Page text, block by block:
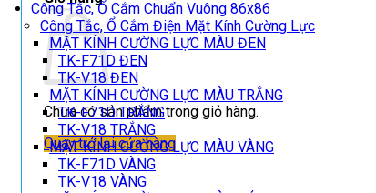
Chưa có sản phẩm trong giỏ hàng.
Quay trở lại cửa hàng
Công Tắc, Ổ Cắm Chuẩn Vuông 86x86
Công Tắc, Ổ Cắm Điện Mặt Kính Cường Lực
MẶT KÍNH CƯỜNG LỰC MÀU ĐEN
TK-F71D ĐEN
TK-V18 ĐEN
MẶT KÍNH CƯỜNG LỰC MÀU TRẮNG
TK-F71D TRẮNG
TK-V18 TRẮNG
MẶT KÍNH CƯỜNG LỰC MÀU VÀNG
TK-F71D VÀNG
TK-V18 VÀNG